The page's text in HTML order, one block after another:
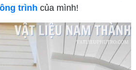
trình của mình!